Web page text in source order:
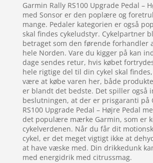
Garmin Rally RS100 Upgrade Pedal –
med Sonsor er den poplære og
mange. Pedaler kategorien er også
skal findes cykeludstyr. Cykelpartner
betraget som den førende forhandler
hele Norden. Vare du kigger på kan
dage sendes retur, hvis købet
hele rigtige del til din cykel skal
være at købe varen her, både
er blandt det bedste. Det spiller også
beslutningen, at der er prisgaranti på
RS100 Upgrade Pedal – Højre Pedal
det populære mærke Garmin, som er
cykelverdenen. Når du får dit
cykel, er det meget vigtigt ikke at
at have væske med. Din drikkedunk
med energidrik med citrussmag.